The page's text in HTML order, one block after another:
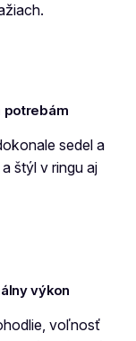
potrebám
sedel a
štýl v ringu aj
výkon
voľnosť